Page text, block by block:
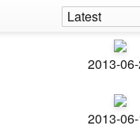
Latest
2013-
2013-